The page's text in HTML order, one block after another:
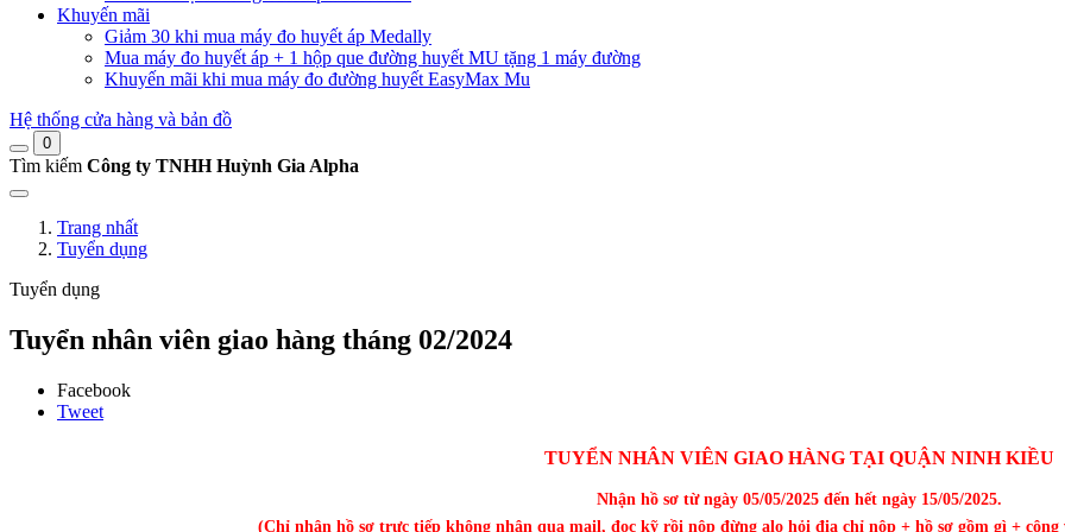
Khuyến mãi
Giảm 30 khi mua máy đo huyết áp Medally
Mua máy đo huyết áp + 1 hộp que đường huyết MU tặng 1 máy đường
Khuyến mãi khi mua máy đo đường huyết EasyMax Mu
Hệ thống cửa hàng và bản đồ
0
Tìm kiếm Công ty TNHH Huỳnh Gia Alpha
Trang nhất
Tuyển dụng
Tuyển dụng
Tuyển nhân viên giao hàng tháng 02/2024
Facebook
Tweet
TUYỂN NHÂN VIÊN GIAO HÀNG TẠI QUẬN NINH KIỀU
Nhận hồ sơ từ ngày 05/05/2025 đến hết ngày 15/05/2025.
(Chỉ nhận hồ sơ trực tiếp không nhận qua mail, đọc kỹ rồi nộp đừng alo hỏi địa chỉ nộp + hồ sơ gồm gì + công